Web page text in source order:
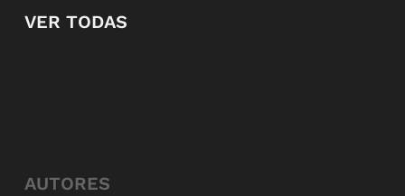
VER TODAS
AUTORES